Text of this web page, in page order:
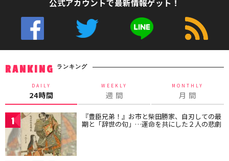
公式アカウントで最新情報ゲット！
RANKING ランキング
DAILY
24時間
WEEKLY
週 間
MONTHLY
月 間
1 『豊臣兄弟！』お市と柴田勝家、自刃しての最
期と「辞世の句」…運命を共にした２人の悲劇